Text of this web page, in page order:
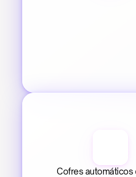
Cofres automáticos